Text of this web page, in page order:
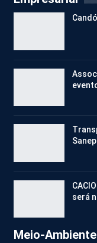
será
Meio-Ambiente